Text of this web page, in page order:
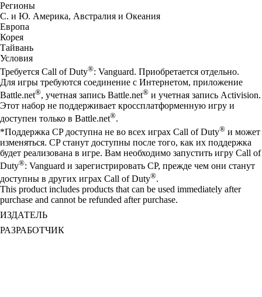
Регионы
С. и Ю. Америка, Австралия и Океания
Европа
Корея
Тайвань
Условия
Требуется Call of Duty®: Vanguard. Приобретается отдельно.
Для игры требуются соединение с Интернетом, приложение
Battle.net®, учетная запись Battle.net® и учетная запись Activision.
Этот набор не поддерживает кроссплатформенную игру и
доступен только в Battle.net®.
*Поддержка CP доступна не во всех играх Call of Duty® и может
изменяться. CP станут доступны после того, как их поддержка
будет реализована в игре. Вам необходимо запустить игру Call of
Duty®: Vanguard и зарегистрировать CP, прежде чем они станут
доступны в других играх Call of Duty®.
This product includes products that can be used immediately after
purchase and cannot be refunded after purchase.
ИЗДАТЕЛЬ
РАЗРАБОТЧИК